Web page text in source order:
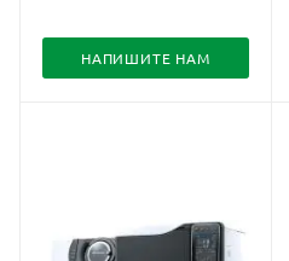
НАПИШИТЕ НАМ